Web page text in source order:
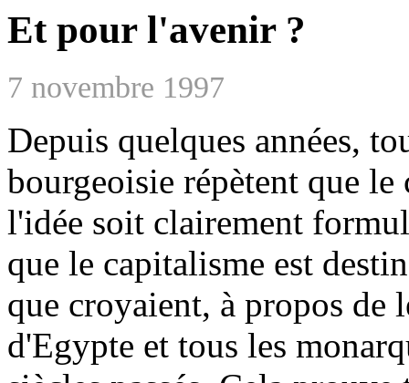
Et pour l'avenir ?
7 novembre 1997
Depuis quelques années,
bourgeoisie répètent que
l'idée soit clairement
que le capitalisme est
que croyaient, à propos de
d'Egypte et tous les